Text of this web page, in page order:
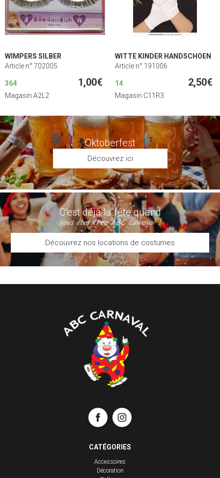
WIMPERS SILBER
Article n° 702005
364 1,00€
Magasin A2L2
WITTE KINDER HANDSCHOEN
Article n° 191006
14 2,50€
Magasin C11R3
Oktoberfest
Découvrez ici
C’est déjà la fête quand
vous êtes chez ABC Carnaval !
Découvrez nos locations de costumes
CATÉGORIES
Accessoires
Décoration